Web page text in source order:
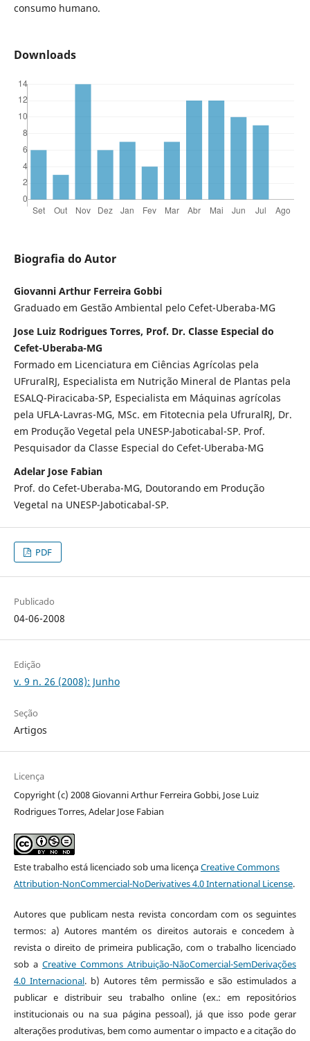
consumo humano.
Downloads
Biografia do Autor
Giovanni Arthur Ferreira Gobbi
Graduado em Gestão Ambiental pelo Cefet-Uberaba-MG
Jose Luiz Rodrigues Torres, Prof. Dr. Classe Especial do
Cefet-Uberaba-MG
Formado em Licenciatura em Ciências Agrícolas pela
UFruralRJ, Especialista em Nutrição Mineral de Plantas pela
ESALQ-Piracicaba-SP, Especialista em Máquinas agrícolas
pela UFLA-Lavras-MG, MSc. em Fitotecnia pela UfruralRJ, Dr.
em Produção Vegetal pela UNESP-Jaboticabal-SP. Prof.
Pesquisador da Classe Especial do Cefet-Uberaba-MG
Adelar Jose Fabian
Prof. do Cefet-Uberaba-MG, Doutorando em Produção
Vegetal na UNESP-Jaboticabal-SP.
PDF
Publicado
04-06-2008
Edição
v. 9 n. 26 (2008): Junho
Seção
Artigos
Licença
Copyright (c) 2008 Giovanni Arthur Ferreira Gobbi, Jose Luiz
Rodrigues Torres, Adelar Jose Fabian
Este trabalho está licenciado sob uma licençaCreative Commons
Attribution-NonCommercial-NoDerivatives 4.0 International License.
Autores que publicam nesta revista concordam com os seguintes
termos: a) Autores mantém os direitos autorais e concedem à
revista o direito de primeira publicação, com o trabalho licenciado
sob a Creative Commons Atribuição-NãoComercial-SemDerivações
4.0 Internacional. b) Autores têm permissão e são estimulados a
publicar e distribuir seu trabalho online (ex.: em repositórios
institucionais ou na sua página pessoal), já que isso pode gerar
alterações produtivas, bem como aumentar o impacto e a citação do